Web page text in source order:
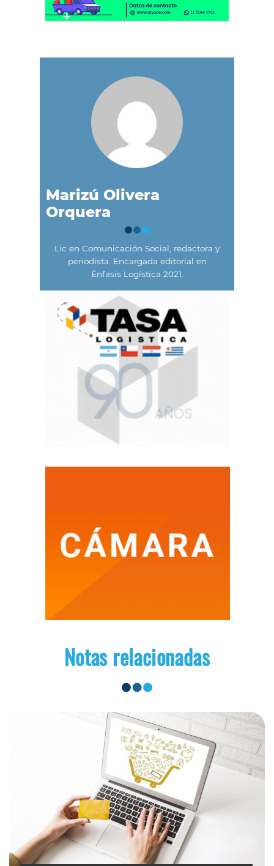
Marizú Olivera
Orquera
Lic en Comunicación Social, redactora y
periodista. Encargada editorial en
Énfasis Logística 2021.
Notas relacionadas